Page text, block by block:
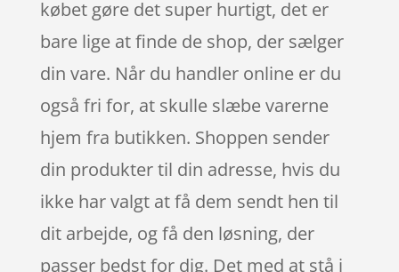
købet gøre det super hurtigt, det er
bare lige at finde de shop, der sælger
din vare. Når du handler online er du
også fri for, at skulle slæbe varerne
hjem fra butikken. Shoppen sender
din produkter til din adresse, hvis du
ikke har valgt at få dem sendt hen til
dit arbejde, og få den løsning, der
passer bedst for dig. Det med at stå i